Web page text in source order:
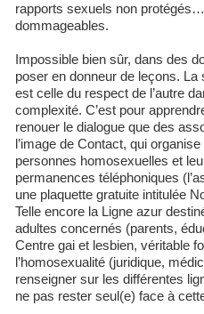
rapports sexuels non
dommageables.
Impossible bien sûr, dans des
poser en donneur de leçons.
est celle du respect de l’autre
complexité. C’est pour
renouer le dialogue que des
l’image de Contact, qui
personnes homosexuelles et
permanences téléphoniques
une plaquette gratuite intitulée
Telle encore la Ligne azur
adultes concernés (parents,
Centre gai et lesbien, véritable
l’homosexualité (juridique,
renseigner sur les différentes
ne pas rester seul(e) face à